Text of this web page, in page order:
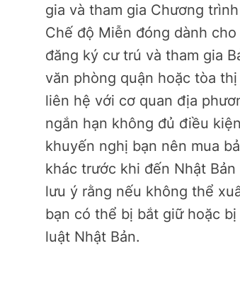
gia và tham gia Chương
Chế độ Miễn đóng dành
đăng ký cư trú và tham gia
văn phòng quận hoặc tòa
liên hệ với cơ quan địa
ngắn hạn không đủ điều
khuyến nghị bạn nên mua
khác trước khi đến Nhật
lưu ý rằng nếu không thể
bạn có thể bị bắt giữ hoặc
luật Nhật Bản.